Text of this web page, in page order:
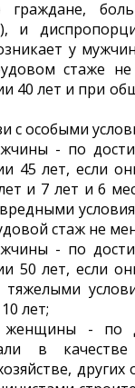
и
у
стаже
40 лет и при
с особыми
- по
45 лет, если
и 7 лет и 6
стаж не
- по
50 лет, если
тяжелыми
лет;
- по
в
других